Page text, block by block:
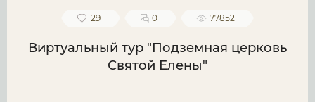
29 0 77852
Виртуальный тур "Подземная церковь
Святой Елены"